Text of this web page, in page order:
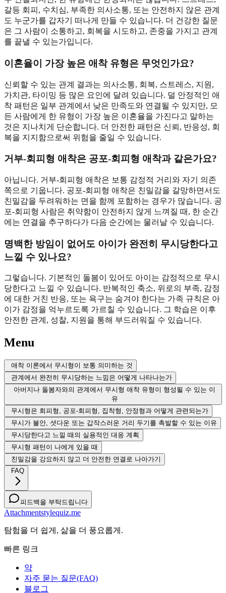
갈등 회피, 수치심, 부족한 의사소통, 또는 안전하지 않은 관계
도 누군가를 갑자기 떠나게 만들 수 있습니다. 더 건강한 질문
은 그 사람이 소통하고, 회복을 시도하고, 존중을 가지고 관계
를 끝낼 수 있는가입니다.
이혼율이 가장 높은 애착 유형은 무엇인가요?
신뢰할 수 있는 관계 결과는 의사소통, 회복, 스트레스, 지원,
가치관, 타이밍 등 많은 요인에 달려 있습니다. 덜 안정적인 애
착 패턴은 일부 관계에서 낮은 만족도와 연결될 수 있지만, 모
든 사람에게 한 유형이 가장 높은 이혼율을 가진다고 말하는
것은 지나치게 단순합니다. 더 안전한 패턴은 신뢰, 반응성, 회
복을 지지함으로써 위험을 줄일 수 있습니다.
거부-회피형 애착은 공포-회피형 애착과 같은가요?
아닙니다. 거부-회피형 애착은 보통 감정적 거리와 자기 의존
쪽으로 기웁니다. 공포-회피형 애착은 친밀감을 갈망하면서도
친밀감을 두려워하는 면을 함께 포함하는 경우가 많습니다. 공
포-회피형 사람은 취약함이 안전하지 않게 느껴질 때, 한 순간
에는 연결을 추구하다가 다음 순간에는 물러날 수 있습니다.
명백한 방임이 없어도 아이가 완전히 무시당한다고
느낄 수 있나요?
그렇습니다. 기본적인 돌봄이 있어도 아이는 감정적으로 무시
당한다고 느낄 수 있습니다. 반복적인 축소, 위로의 부족, 감정
에 대한 거친 반응, 또는 욕구는 숨겨야 한다는 가족 규칙은 아
이가 감정을 억누르도록 가르칠 수 있습니다. 그 학습은 이후
안전한 관계, 성찰, 지원을 통해 부드러워질 수 있습니다.
Menu
애착 이론에서 무시형이 보통 의미하는 것
관계에서 완전히 무시당하는 느낌은 어떻게 나타나는가
아버지나 돌봄자와의 관계에서 무시형 애착 유형이 형성될 수 있는 이
유
무시형은 회피형, 공포-회피형, 집착형, 안정형과 어떻게 관련되는가
무시가 불안, 셧다운 또는 갑작스러운 거리 두기를 촉발할 수 있는 이유
무시당한다고 느낄 때의 실용적인 대응 계획
무시형 패턴이 나에게 있을 때
친밀감을 강요하지 않고 더 안전한 연결로 나아가기
FAQ
피드백을 부탁드립니다
Attachmentstylequiz.me
탐험을 더 쉽게, 삶을 더 풍요롭게.
빠른 링크
약
자주 묻는 질문(FAQ)
블로그